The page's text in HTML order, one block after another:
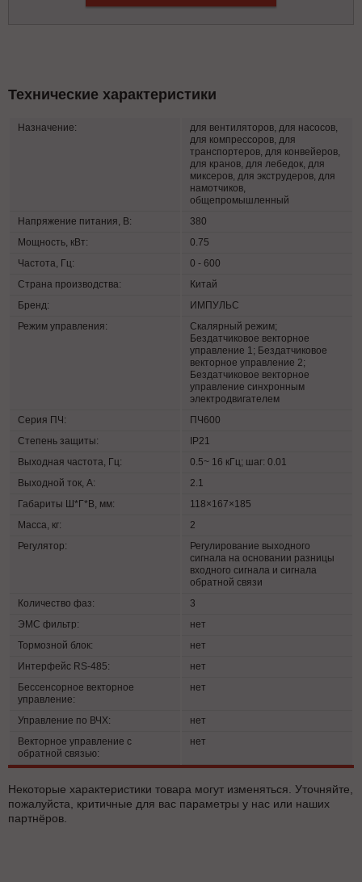
Технические характеристики
Назначение:
для вентиляторов, для насосов,
для компрессоров, для
транспортеров, для конвейеров,
для кранов, для лебедок, для
миксеров, для экструдеров, для
намотчиков,
общепромышленный
Напряжение питания, В:
380
Мощность, кВт:
0.75
Частота, Гц:
0 - 600
Страна производства:
Китай
Бренд:
ИМПУЛЬС
Режим управления:
Скалярный режим;
Бездатчиковое векторное
управление 1; Бездатчиковое
векторное управление 2;
Бездатчиковое векторное
управление синхронным
электродвигателем
Серия ПЧ:
ПЧ600
Степень защиты:
IP21
Выходная частота, Гц:
0.5~ 16 кГц; шаг: 0.01
Выходной ток, А:
2.1
Габариты Ш*Г*В, мм:
118×167×185
Масса, кг:
2
Регулятор:
Регулирование выходного
сигнала на основании разницы
входного сигнала и сигнала
обратной связи
Количество фаз:
3
ЭМС фильтр:
нет
Тормозной блок:
нет
Интерфейс RS-485:
нет
Бессенсорное векторное
управление:
нет
Управление по ВЧХ:
нет
Векторное управление с
обратной связью:
нет
Некоторые характеристики товара могут изменяться. Уточняйте,
пожалуйста, критичные для вас параметры у нас или наших
партнёров.